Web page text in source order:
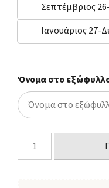
Σεπτέμβριος
Ιανουάριος 27-
Όνομα στο